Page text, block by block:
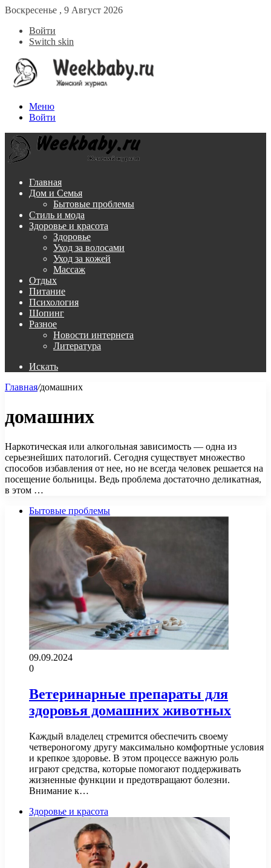
Воскресенье , 9 Август 2026
Войти
Switch skin
Меню
Войти
Главная
Дом и Семья
Бытовые проблемы
Стиль и мода
Здоровье и красота
Здоровье
Уход за волосами
Уход за кожей
Массаж
Отдых
Питание
Психология
Шопинг
Разное
Новости интернета
Литература
Искать
Главная/домашних
домашних
Наркотическая или алкогольная зависимость — одна из
серьезнейших патологий. Сегодня существует множество
способов избавления от нее, но не всегда человек решается на
посещение больницы. Ведь проблема достаточно деликатная,
в этом …
Бытовые проблемы
09.09.2024
0
Ветеринарные препараты для
здоровья домашних животных
Каждый владелец стремится обеспечить своему
четвероногому другу максимально комфортные условия
и крепкое здоровье. В этом процессе важную роль
играют средства, которые помогают поддерживать
жизненные функции и предотвращают болезни.
Внимание к…
Здоровье и красота